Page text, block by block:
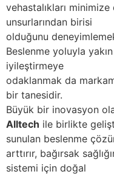
vehastalıkları
unsurlarından birisi
olduğunu
Beslenme yoluyla yakın
iyileştirmeye
odaklanmak da
bir tanesidir.
Büyük bir inovasyon
Alltech ile birlikte
sunulan beslenme
arttırır, bağırsak
sistemi için doğal